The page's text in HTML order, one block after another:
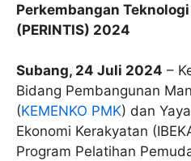
Perkembangan
(PERINTIS) 2024
Subang, 24 Juli 2024 –
Bidang Pembangunan
(KEMENKO PMK) dan
Ekonomi Kerakyatan
Program Pelatihan